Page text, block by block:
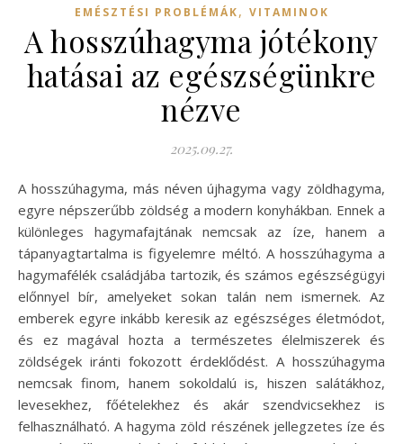
EMÉSZTÉSI PROBLÉMÁK, VITAMINOK
A hosszúhagyma jótékony
hatásai az egészségünkre
nézve
2025.09.27.
A hosszúhagyma, más néven újhagyma vagy zöldhagyma,
egyre népszerűbb zöldség a modern konyhákban. Ennek a
különleges hagymafajtának nemcsak az íze, hanem a
tápanyagtartalma is figyelemre méltó. A hosszúhagyma a
hagymafélék családjába tartozik, és számos egészségügyi
előnnyel bír, amelyeket sokan talán nem ismernek. Az
emberek egyre inkább keresik az egészséges életmódot,
és ez magával hozta a természetes élelmiszerek és
zöldségek iránti fokozott érdeklődést. A hosszúhagyma
nemcsak finom, hanem sokoldalú is, hiszen salátákhoz,
levesekhez, főételekhez és akár szendvicsekhez is
felhasználható. A hagyma zöld részének jellegzetes íze és